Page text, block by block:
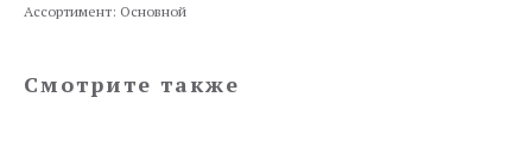
Ассортимент: Основной
Смотрите также